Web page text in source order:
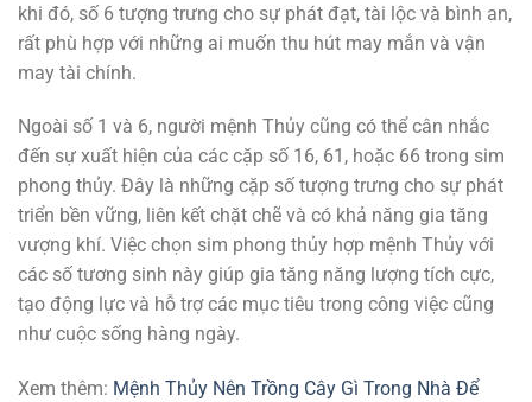
khi đó, số 6 tượng trưng cho sự phát đạt, tài lộc và bình an,
rất phù hợp với những ai muốn thu hút may mắn và vận
may tài chính.
Ngoài số 1 và 6, người mệnh Thủy cũng có thể cân nhắc
đến sự xuất hiện của các cặp số 16, 61, hoặc 66 trong sim
phong thủy. Đây là những cặp số tượng trưng cho sự phát
triển bền vững, liên kết chặt chẽ và có khả năng gia tăng
vượng khí. Việc chọn sim phong thủy hợp mệnh Thủy với
các số tương sinh này giúp gia tăng năng lượng tích cực,
tạo động lực và hỗ trợ các mục tiêu trong công việc cũng
như cuộc sống hàng ngày.
Xem thêm: Mệnh Thủy Nên Trồng Cây Gì Trong Nhà Để